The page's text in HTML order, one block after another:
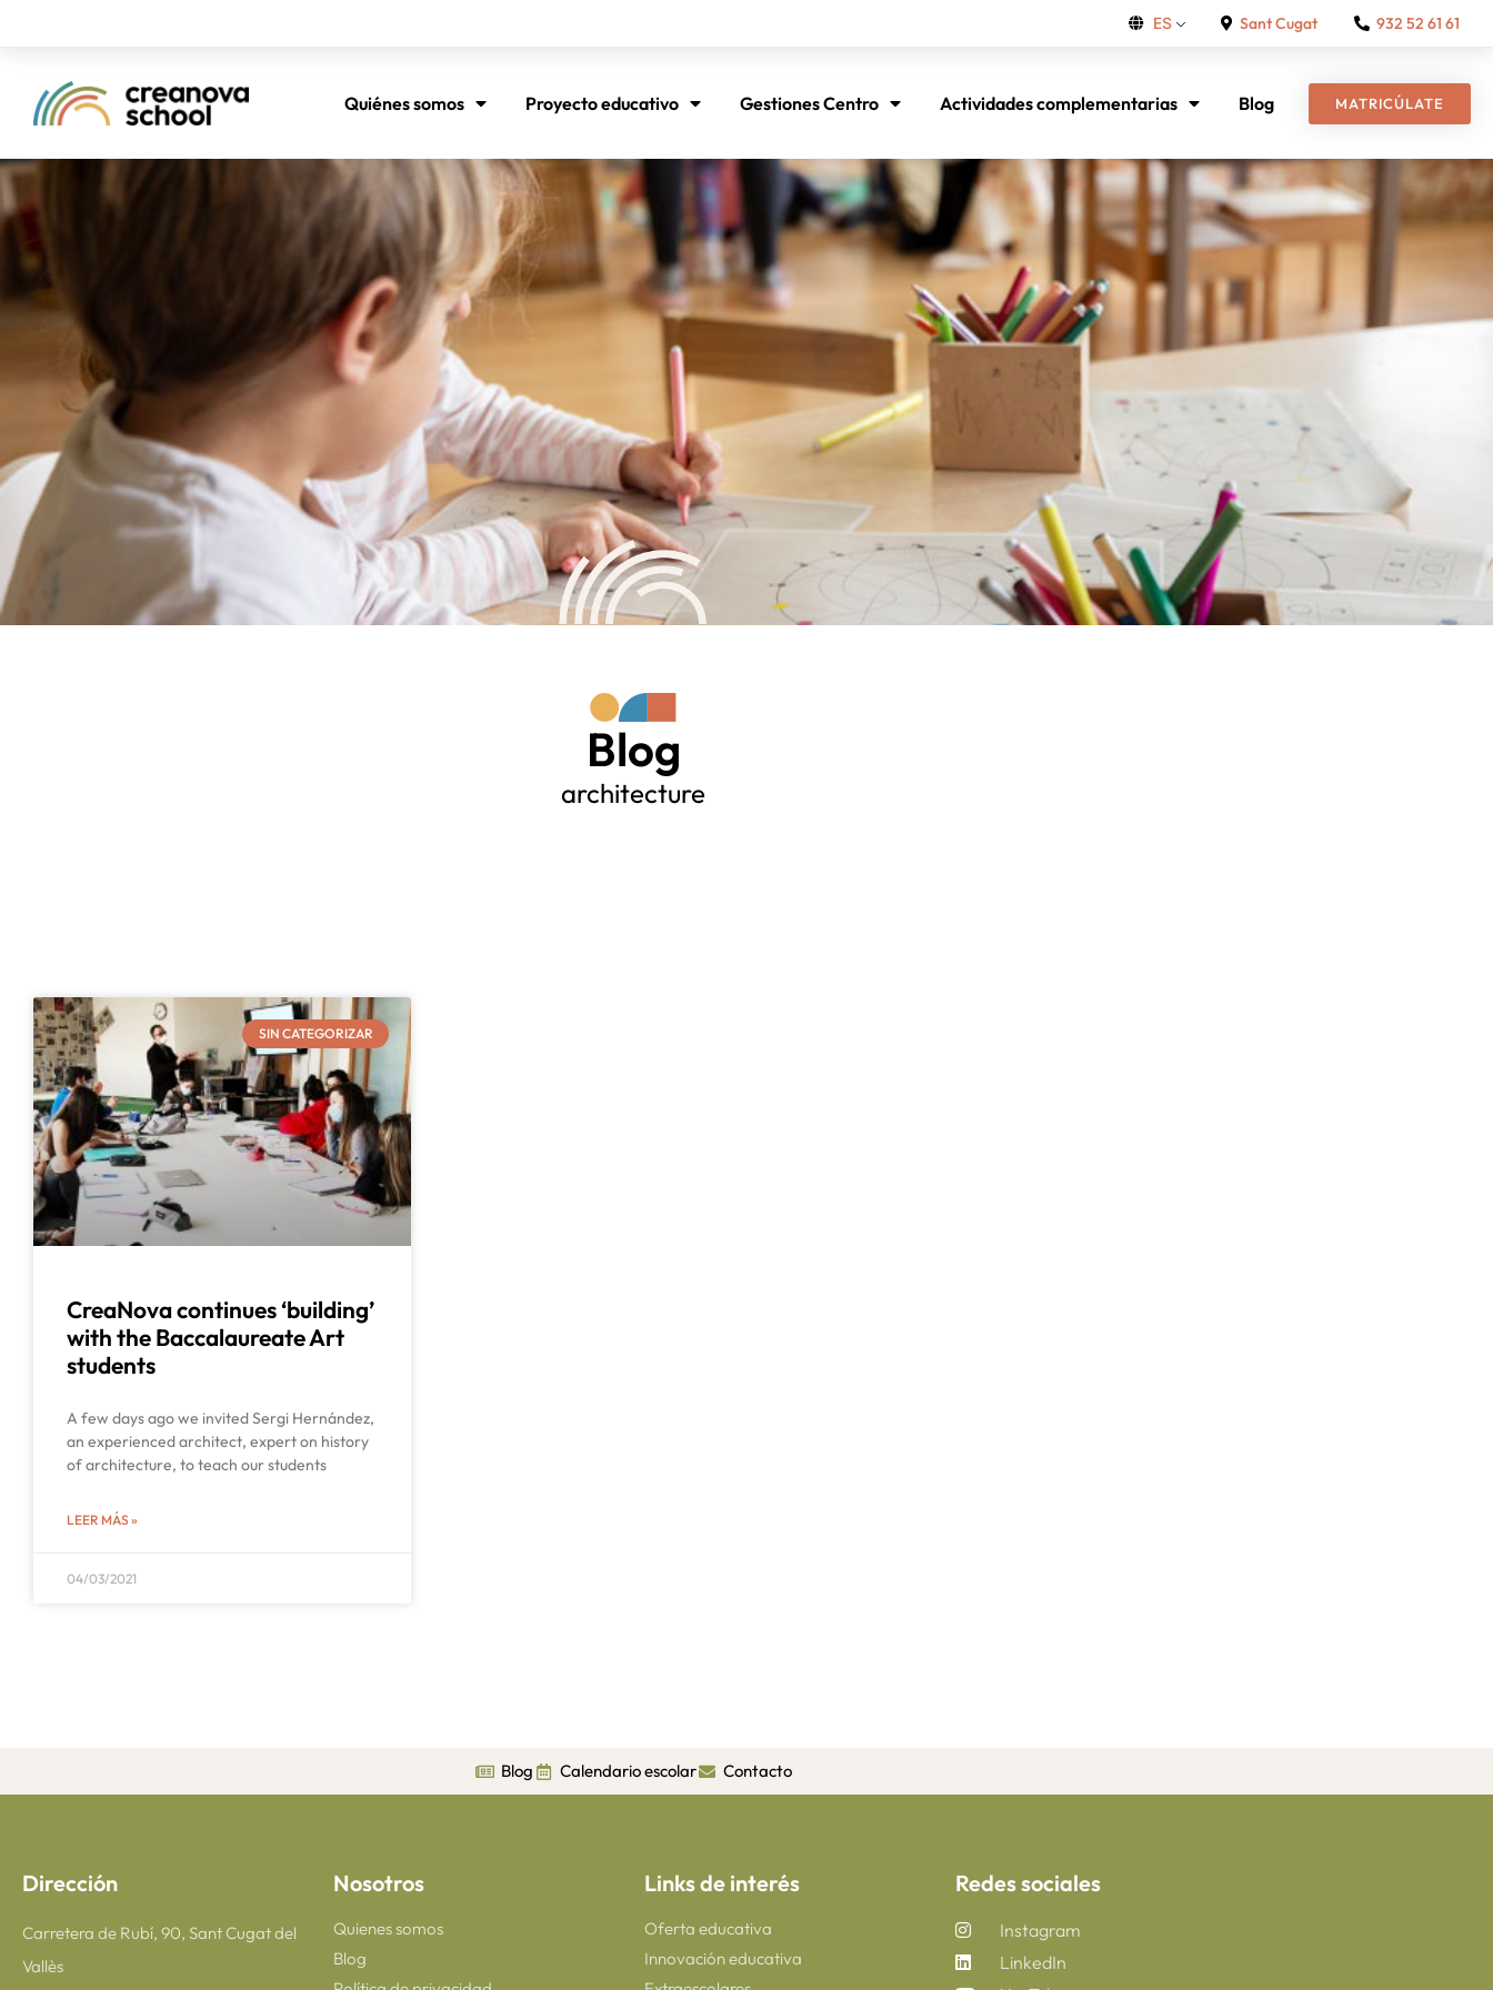
ES Sant Cugat 932 52 61 61
Quiénes somos Proyecto educativo Gestiones Centro Actividades complementarias Blog MATRICÚLATE
Blog
architecture
SIN CATEGORIZAR
CreaNova continues ‘building’
with the Baccalaureate Art
students
A few days ago we invited Sergi Hernández,
an experienced architect, expert on history
of architecture, to teach our students
LEER MÁS »
04/03/2021
Blog Calendario escolar Contacto
Dirección
Carretera de Rubí, 90, Sant Cugat del
Vallès
Nosotros
Quienes somos
Blog
Links de interés
Oferta educativa
Innovación educativa
Redes sociales
Instagram
LinkedIn